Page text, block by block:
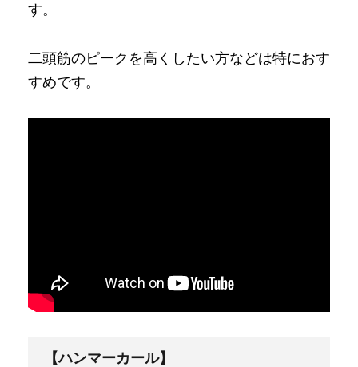
す。
二頭筋のピークを高くしたい方などは特におす
すめです。
【ハンマーカール】